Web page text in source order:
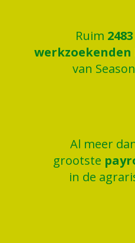
Ruim 2500
werkzoekenden
van
Al meer
grootste
in de